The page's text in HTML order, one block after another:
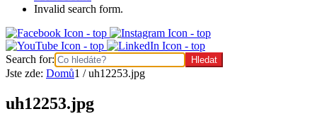
Invalid search form.
Search for:
Jste zde: Domů1 / uh12253.jpg
uh12253.jpg